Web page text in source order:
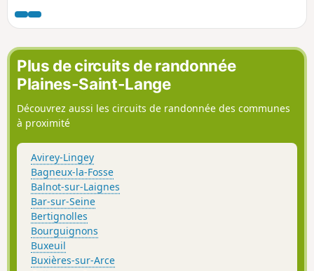
Plus de circuits de randonnée
Plaines-Saint-Lange
Découvrez aussi les circuits de randonnée des communes
à proximité
Avirey-Lingey
Bagneux-la-Fosse
Balnot-sur-Laignes
Bar-sur-Seine
Bertignolles
Bourguignons
Buxeuil
Buxières-sur-Arce